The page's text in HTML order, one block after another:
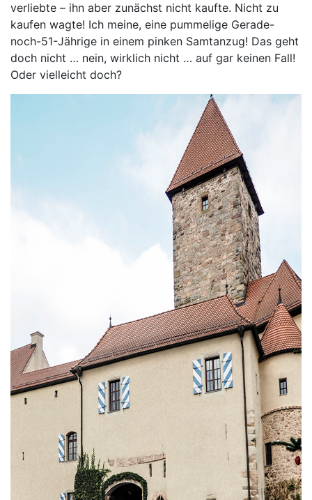
verliebte – ihn aber zunächst nicht kaufte. Nicht zu
kaufen wagte! Ich meine, eine pummelige Gerade-
noch-51-Jährige in einem pinken Samtanzug! Das geht
doch nicht … nein, wirklich nicht … auf gar keinen Fall!
Oder vielleicht doch?